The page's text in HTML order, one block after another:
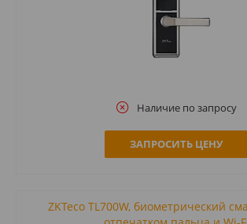
Наличие по запросу
ЗАПРОСИТЬ ЦЕНУ
ZKTeco TL700W, биометрический